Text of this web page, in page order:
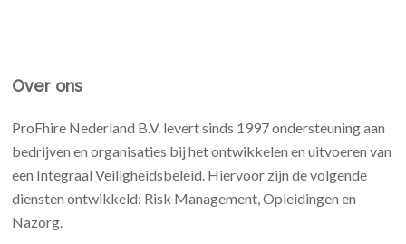
Over ons
ProFhire Nederland B.V. levert sinds 1997 ondersteuning aan
bedrijven en organisaties bij het ontwikkelen en uitvoeren van
een Integraal Veiligheidsbeleid. Hiervoor zijn de volgende
diensten ontwikkeld: Risk Management, Opleidingen en
Nazorg.